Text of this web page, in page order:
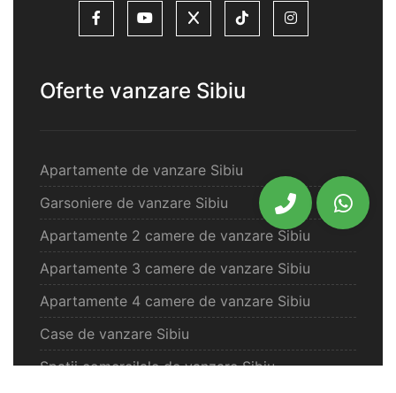
Oferte vanzare Sibiu
Apartamente de vanzare Sibiu
Garsoniere de vanzare Sibiu
Apartamente 2 camere de vanzare Sibiu
Apartamente 3 camere de vanzare Sibiu
Apartamente 4 camere de vanzare Sibiu
Case de vanzare Sibiu
Spatii comercilale de vanzare Sibiu